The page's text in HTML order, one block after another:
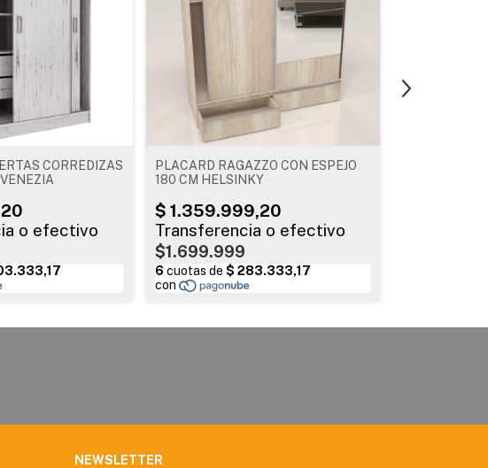
CORREDIZAS
PLACARD RAGAZZO CON ESPEJO
180 CM HELSINKY
$1.699.999
NEWSLETTER